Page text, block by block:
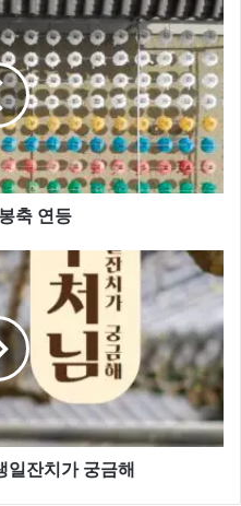
축 연등
잔치가 궁금해